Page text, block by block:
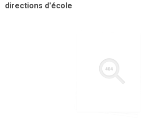
directions d'école